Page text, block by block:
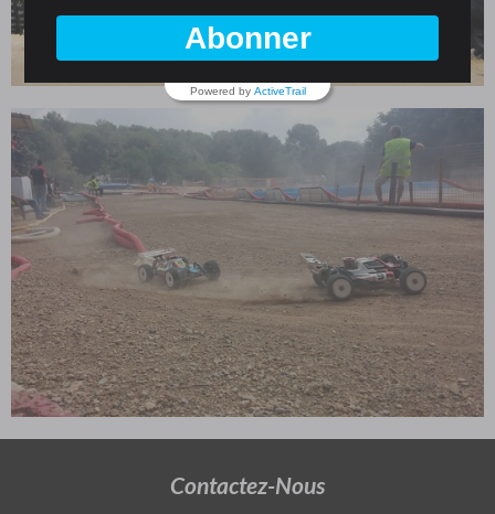
Contactez-Nous
Abonner
Powered by ActiveTrail